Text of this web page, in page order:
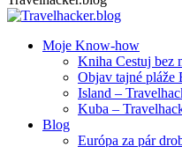
Moje Know-how
Kniha Cestuj bez
Objav tajné pláže
Island –
Kuba –
Blog
Európa za pár